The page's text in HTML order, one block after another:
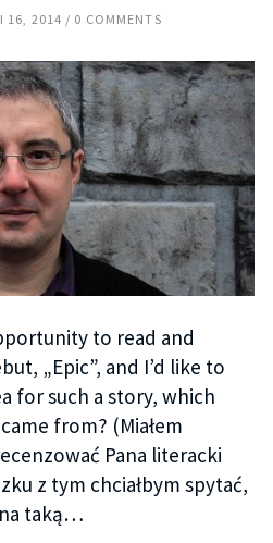
16, 2014 0 COMMENTS
to read and
„Epic”, and I’d like to
for such a story, which
from? (Miałem
Pana literacki
z tym chciałbym spytać,
na taką…